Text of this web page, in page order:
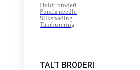
Hvidt broderi
Punch needle
Silkshading
Tamburering
TALT BRODERI